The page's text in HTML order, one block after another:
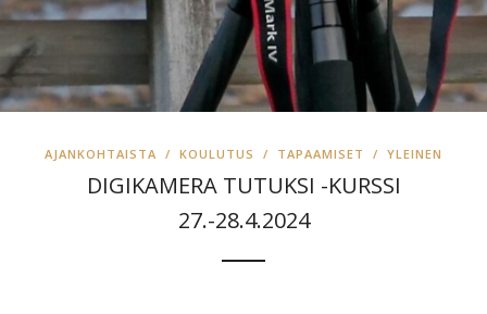
AJANKOHTAISTA / KOULUTUS / TAPAAMISET / YLEINEN
DIGIKAMERA TUTUKSI -KURSSI
27.-28.4.2024